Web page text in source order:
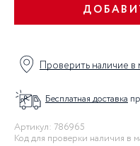
Проверить наличие в
Бесплатная доставка
Артикул: 786965
Код для проверки наличия в